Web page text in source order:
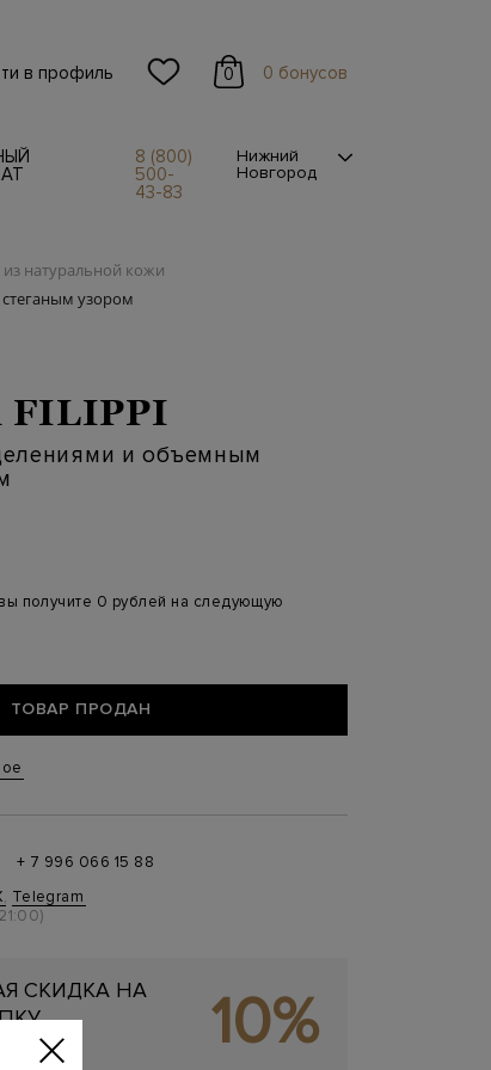
в профиль 0 0 бонусов
8 (800)
500-
43-83
Нижний
Новгород
натуральной кожи
узором
FILIPPI
и объемным
получите 0 рублей на следующую
ТОВАР ПРОДАН
+ 7 996 066 15 88
, Telegram
СКИДКА НА
10%